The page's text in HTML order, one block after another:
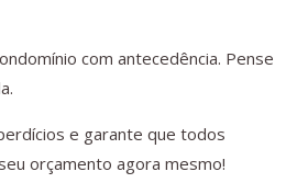
com antecedência. Pense
e garante que todos
orçamento agora mesmo!